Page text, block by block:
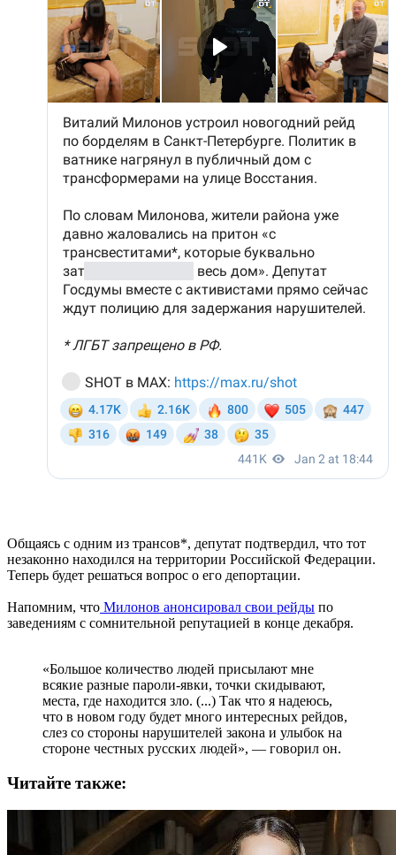
Общаясь с одним из трансов*, депутат подтвердил, что тот
незаконно находился на территории Российской Федерации.
Теперь будет решаться вопрос о его депортации.
Напомним, что Милонов анонсировал свои рейды по
заведениям с сомнительной репутацией в конце декабря.
«Большое количество людей присылают мне
всякие разные пароли-явки, точки скидывают,
места, где находится зло. (...) Так что я надеюсь,
что в новом году будет много интересных рейдов,
слез со стороны нарушителей закона и улыбок на
стороне честных русских людей», — говорил он.
Читайте также: